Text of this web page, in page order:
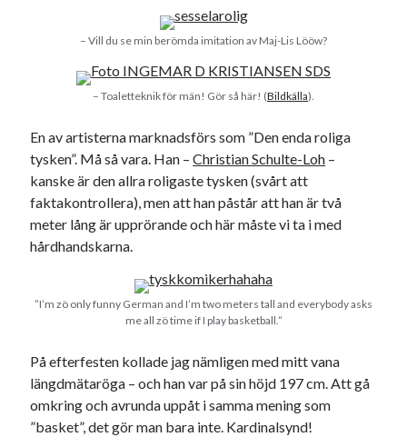
– Vill du se min berömda imitation av Maj-Lis Lööw?
– Toaletteknik för män! Gör så här! (Bildkälla).
En av artisterna marknadsförs som ”Den enda roliga
tysken”. Må så vara. Han –Christian Schulte-Loh –
kanske är den allra roligaste tysken (svårt att
faktakontrollera), men att han påstår att han är två
meter lång är upprörande och här måste vi ta i med
hårdhandskarna.
”I’m zö only funny German and I’m two meters tall and everybody asks
me all zö time if I play basketball.”
På efterfesten kollade jag nämligen med mitt vana
längdmätaröga – och han var på sin höjd 197 cm. Att gå
omkring och avrunda uppåt i samma mening som
”basket”, det gör man bara inte. Kardinalsynd!